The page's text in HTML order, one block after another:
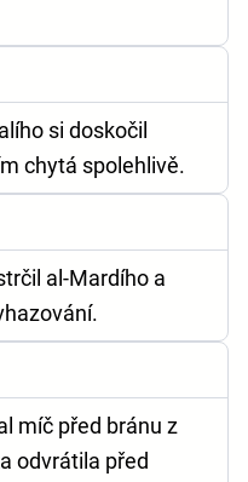
si doskočil
chytá spolehlivě.
al-Mardího a
míč před bránu z
odvrátila před